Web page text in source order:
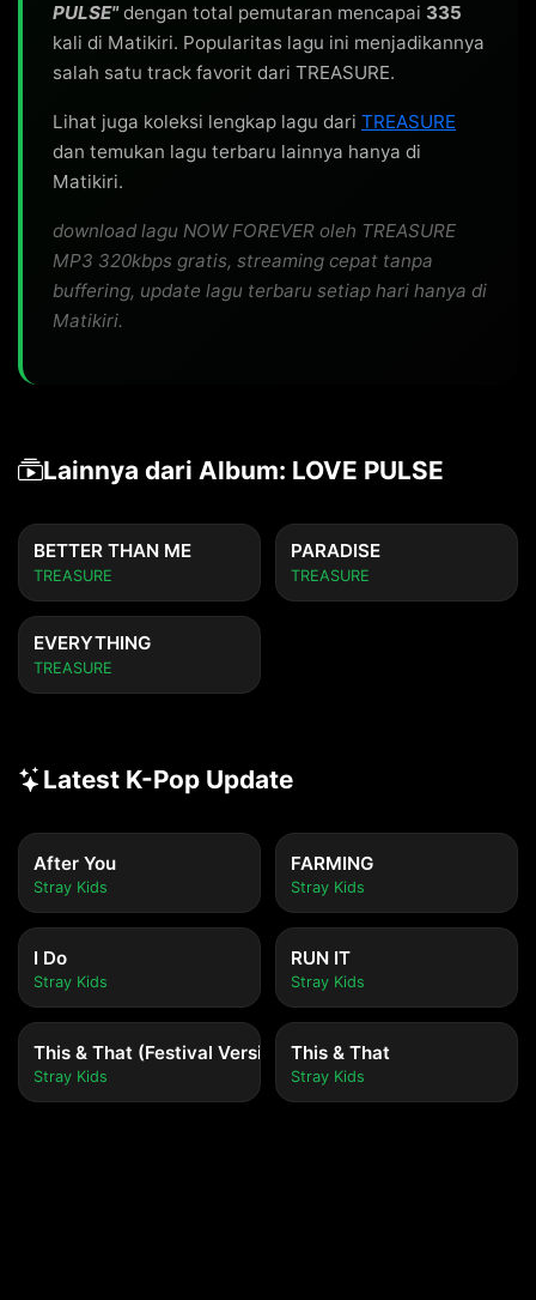
PULSE"dengan total pemutaran mencapai 335
kali di Matikiri. Popularitas lagu ini menjadikannya
salah satu track favorit dari TREASURE.
Lihat juga koleksi lengkap lagu dari TREASURE
dan temukan lagu terbaru lainnya hanya di
Matikiri.
download lagu NOW FOREVER oleh TREASURE
MP3 320kbps gratis, streaming cepat tanpa
buffering, update lagu terbaru setiap hari hanya di
Matikiri.
Lainnya dari Album: LOVE PULSE
BETTER THAN ME
TREASURE
PARADISE
TREASURE
EVERYTHING
TREASURE
Latest K-Pop Update
After You
Stray Kids
FARMING
Stray Kids
I Do
Stray Kids
RUN IT
Stray Kids
This & That (Festival Version)
Stray Kids
This & That
Stray Kids